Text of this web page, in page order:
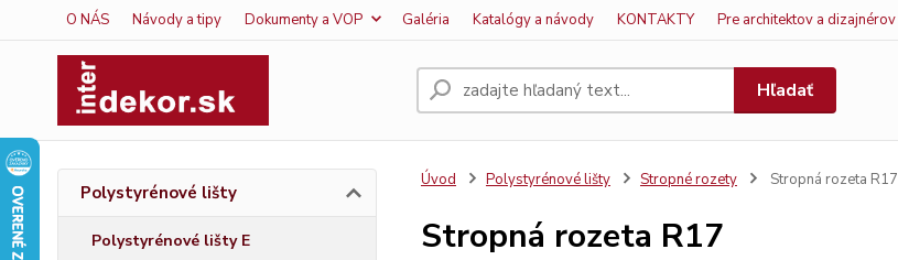
O NÁS Návody a tipy Dokumenty a VOP Galéria Katalógy a návody KONTAKTY Pre architektov a dizajnérov
Hľadať
Polystyrénové lišty
Polystyrénové lišty E
Úvod Polystyrénové lišty Stropné rozety Stropná rozeta R17
Stropná rozeta R17